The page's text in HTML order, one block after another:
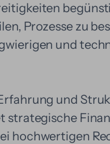
Prozesse zu
und
und
strategische
hochwertigen